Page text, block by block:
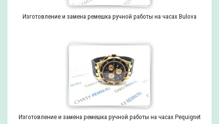
Изготовление и замена ремешка ручной работы на часах Bulova
Изготовление и замена ремешка ручной работы на часах Pequignet